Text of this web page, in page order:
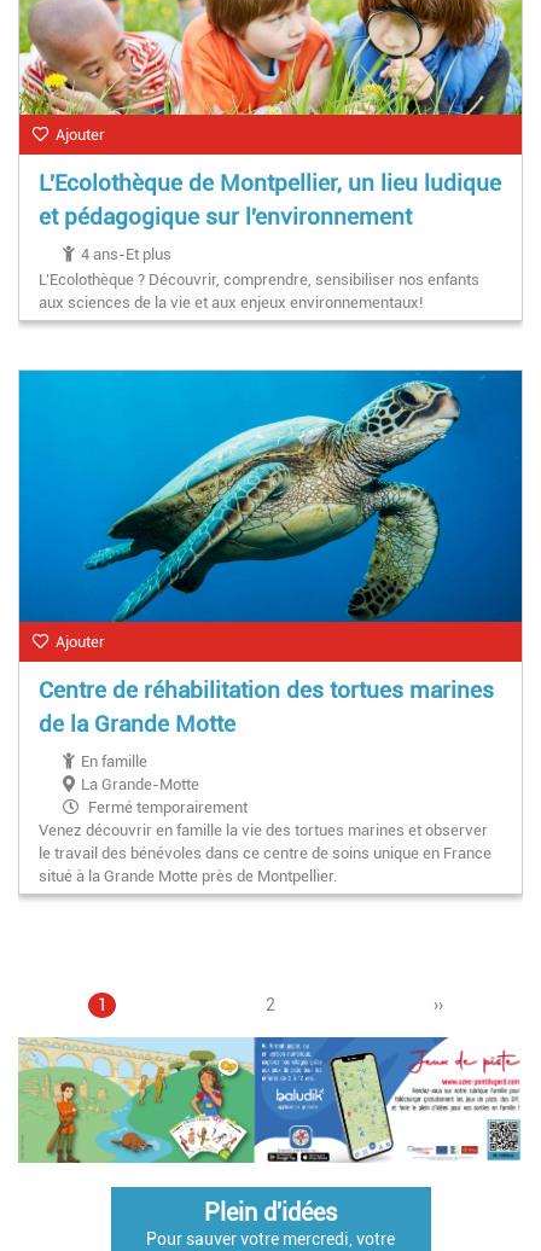
Ajouter
L'Ecolothèque de Montpellier, un lieu ludique
et pédagogique sur l'environnement
4 ans-Et plus
L'Ecolothèque ? Découvrir, comprendre, sensibiliser nos enfants
aux sciences de la vie et aux enjeux environnementaux!
Ajouter
Centre de réhabilitation des tortues marines
de la Grande Motte
En famille
La Grande-Motte
Fermé temporairement
Venez découvrir en famille la vie des tortues marines et observer
le travail des bénévoles dans ce centre de soins unique en France
situé à la Grande Motte près de Montpellier.
Pagination
Page
1 Page
2
Page
››
Plein d'idées
Pour sauver votre mercredi, votre